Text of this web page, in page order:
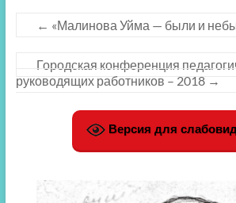
← «Малинова Уйма — были и
Городская конференция
руководящих работников – 2018 →
Версия для